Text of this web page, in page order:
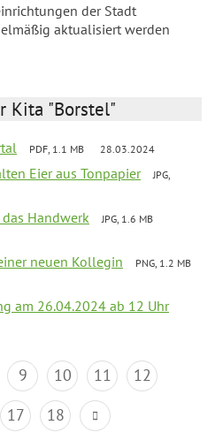
der Stadt
aktualisiert werden
Kita "Borstel"
PDF, 1.1 MB 28.03.2024
Eier aus Tonpapier
JPG,
Handwerk
JPG, 1.6 MB
neuen Kollegin
PNG, 1.2 MB
am 26.04.2024 ab 12 Uhr
9 10 11
12
17 18